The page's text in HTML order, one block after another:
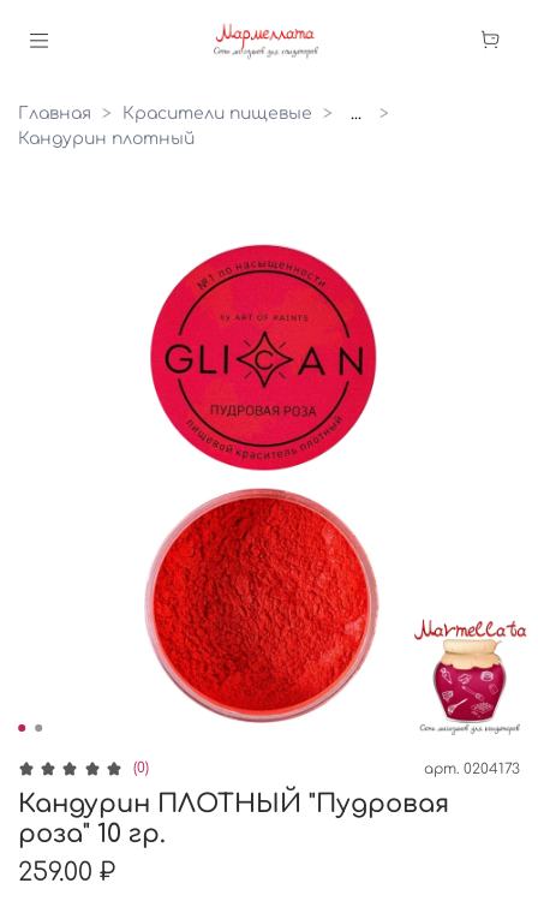
Главная Красители пищевые
...
Кандурин плотный
(0) арт. 0204173
Кандурин ПЛОТНЫЙ "Пудровая
роза" 10 гр.
259.00 ₽